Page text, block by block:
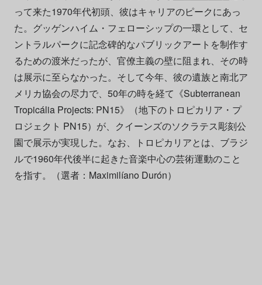
って来た1970年代初頭、彼はキャリアのピークにあっ
た。グッゲンハイム・フェローシップの一環として、セ
ントラルパークに記念碑的なパブリックアートを制作す
るための渡米だったが、官僚主義の壁に阻まれ、その時
は展示に至らなかった。そして今年、彼の遺族と南北ア
メリカ協会の尽力で、50年の時を経て《Subterranean
Tropicália Projects: PN15》（地下のトロピカリア・プ
ロジェクト PN15）が、クイーンズのソクラテス彫刻公
園で展示が実現した。なお、トロピカリアとは、ブラジ
ルで1960年代後半に起きた音楽中心の芸術運動のこと
を指す。（選者：Maximilíano Durón）